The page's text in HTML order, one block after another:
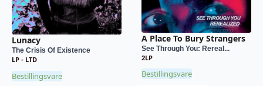
Lunacy
The Crisis Of Existence
LP - LTD
Bestillingsvare
A Place To Bury Strangers
See Through You: Rereal...
2LP
Bestillingsvare